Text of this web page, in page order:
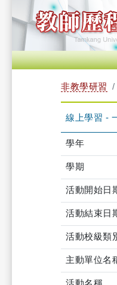
非教學研習
線上學習 -
學年
學期
活動開始日
活動結束日
活動校級類
主動單位名
活動名稱